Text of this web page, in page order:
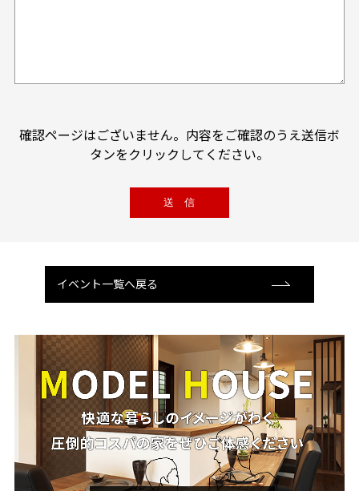
確認ページはございません。内容をご確認のうえ送信ボ
タンをクリックしてください。
イベント一覧へ戻る